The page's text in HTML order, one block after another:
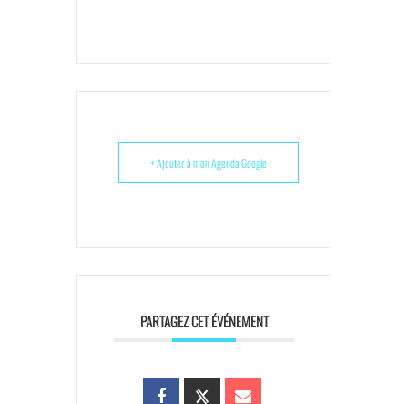
+ Ajouter à mon Agenda Google
PARTAGEZ CET ÉVÉNEMENT